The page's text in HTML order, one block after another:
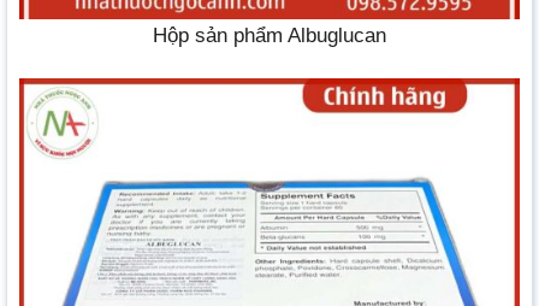
Hộp sản phẩm Albuglucan